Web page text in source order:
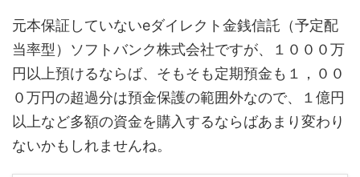
元本保証していないeダイレクト金銭信託（予定配
当率型）ソフトバンク株式会社ですが、１０００万
円以上預けるならば、そもそも定期預金も１，００
０万円の超過分は預金保護の範囲外なので、１億円
以上など多額の資金を購入するならばあまり変わり
ないかもしれませんね。